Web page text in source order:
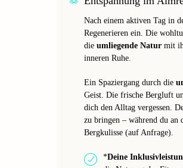
Nach einem aktiven Tag in
Regenerieren ein. Die
die umliegende Natur mit
inneren Ruhe.​
Ein Spaziergang durch die
Geist. Die frische Bergluft
dich den Alltag vergessen.
zu bringen – während du an
Bergkulisse (auf Anfrage).
*Deine